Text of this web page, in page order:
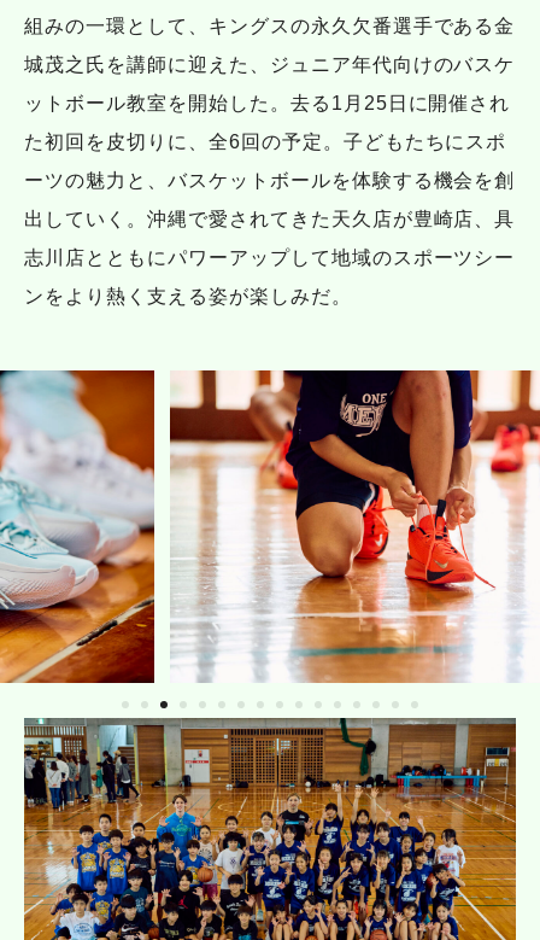
組みの一環として、キングスの永久欠番選手である金
城茂之氏を講師に迎えた、ジュニア年代向けのバスケ
ットボール教室を開始した。去る1月25日に開催され
た初回を皮切りに、全6回の予定。子どもたちにスポ
ーツの魅力と、バスケットボールを体験する機会を創
出していく。沖縄で愛されてきた天久店が豊崎店、具
志川店とともにパワーアップして地域のスポーツシー
ンをより熱く支える姿が楽しみだ。